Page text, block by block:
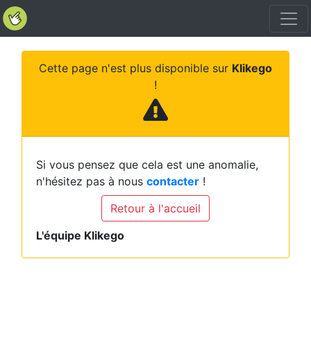
Cette page n'est plus disponible sur Klikego
!
Si vous pensez que cela est une anomalie,
n'hésitez pas à nous contacter !
Retour à l'accueil
L'équipe Klikego